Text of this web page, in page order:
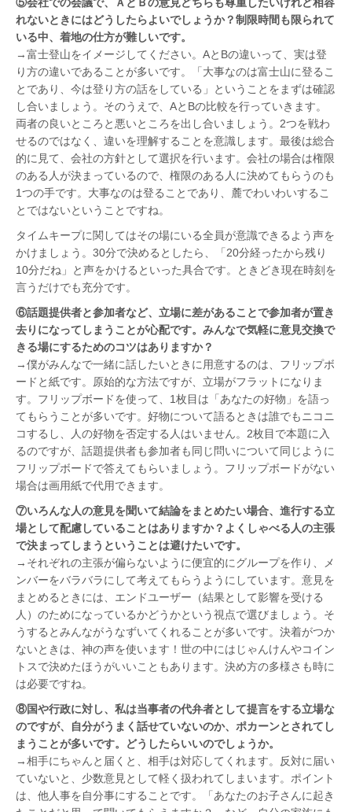
れないときにはどうしたらよいでしょうか？制限時間も限られて
いる中、着地の仕方が難しいです。
→富士登山をイメージしてください。AとBの違いって、実は登
り方の違いであることが多いです。「大事なのは富士山に登るこ
とであり、今は登り方の話をしている」ということをまずは確認
し合いましょう。そのうえで、AとBの比較を行っていきます。
両者の良いところと悪いところを出し合いましょう。2つを戦わ
せるのではなく、違いを理解することを意識します。最後は総合
的に見て、会社の方針として選択を行います。会社の場合は権限
のある人が決まっているので、権限のある人に決めてもらうのも
1つの手です。大事なのは登ることであり、麓でわいわいするこ
とではないということですね。
タイムキープに関してはその場にいる全員が意識できるよう声を
かけましょう。30分で決めるとしたら、「20分経ったから残り
10分だね」と声をかけるといった具合です。ときどき現在時刻を
言うだけでも充分です。
⑥話題提供者と参加者など、立場に差があることで参加者が置き
去りになってしまうことが心配です。みんなで気軽に意見交換で
きる場にするためのコツはありますか？
→僕がみんなで一緒に話したいときに用意するのは、フリップボ
ードと紙です。原始的な方法ですが、立場がフラットになりま
す。フリップボードを使って、1枚目は「あなたの好物」を語っ
てもらうことが多いです。好物について語るときは誰でもニコニ
コするし、人の好物を否定する人はいません。2枚目で本題に入
るのですが、話題提供者も参加者も同じ問いについて同じように
フリップボードで答えてもらいましょう。フリップボードがない
場合は画用紙で代用できます。
⑦いろんな人の意見を聞いて結論をまとめたい場合、進行する立
場として配慮していることはありますか？よくしゃべる人の主張
で決まってしまうということは避けたいです。
→それぞれの主張が偏らないように便宜的にグループを作り、メ
ンバーをバラバラにして考えてもらうようにしています。意見を
まとめるときには、エンドユーザー（結果として影響を受ける
人）のためになっているかどうかという視点で選びましょう。そ
うするとみんながうなずいてくれることが多いです。決着がつか
ないときは、神の声を使います！世の中にはじゃんけんやコイン
トスで決めたほうがいいこともあります。決め方の多様さも時に
は必要ですね。
⑧国や行政に対し、私は当事者の代弁者として提言をする立場な
のですが、自分がうまく話せていないのか、ポカーンとされてし
まうことが多いです。どうしたらいいのでしょうか。
→相手にちゃんと届くと、相手は対応してくれます。反対に届い
ていないと、少数意見として軽く扱われてしまいます。ポイント
は、他人事を自分事にすることです。「あなたのお子さんに起き